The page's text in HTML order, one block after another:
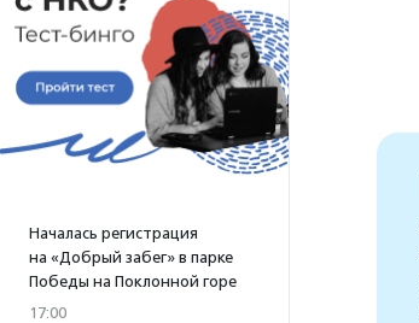
Началась регистрация
на «Добрый забег» в парке
Победы на Поклонной горе
17:00